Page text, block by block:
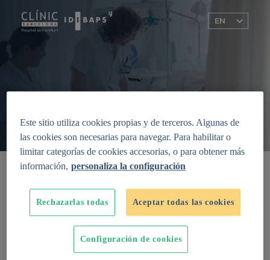
Melanoma: imaging, genetics and
immunology
Knowing the cause of a disease and
understanding how and why it is inherited is
the first step towards preventing many of
them. Collaborate, help us make progress on
Este sitio utiliza cookies propias y de terceros. Algunas de
las cookies son necesarias para navegar. Para habilitar o
limitar categorías de cookies accesorias, o para obtener más
información, personaliza la configuración
Rechazarlas todas Aceptar todas las cookies
Configuración de cookies